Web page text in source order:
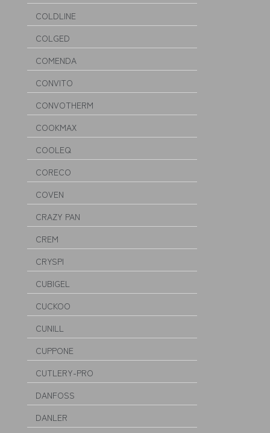
COLDLINE
COLGED
COMENDA
CONVITO
CONVOTHERM
COOKMAX
COOLEQ
CORECO
COVEN
CRAZY PAN
CREM
CRYSPI
CUBIGEL
CUCKOO
CUNILL
CUPPONE
CUTLERY-PRO
DANFOSS
DANLER